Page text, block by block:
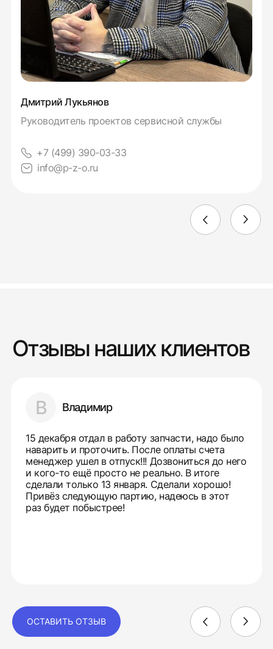
Дмитрий Лукьянов
Руководитель проектов сервисной службы
+7 (499) 390-03-33
info@p-z-o.ru
Отзывы наших клиентов
В Владимир
15 декабря отдал в работу запчасти, надо было
наварить и проточить. После оплаты счета
менеджер ушел в отпуск!!! Дозвониться до него
и кого-то ещё просто не реально. В итоге
сделали только 13 января. Сделали хорошо!
Привёз следующую партию, надеюсь в этот
раз будет побыстрее!
ОСТАВИТЬ ОТЗЫВ